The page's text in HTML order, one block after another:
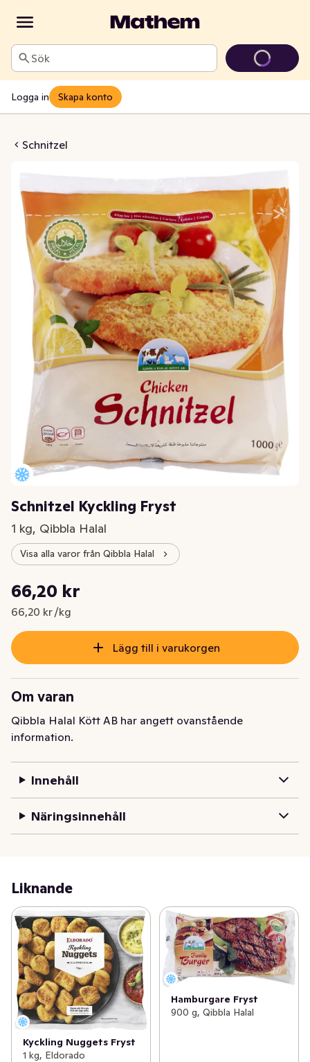
Sök
Logga in Skapa konto
Schnitzel
Fryst
Schnitzel Kyckling Fryst
1 kg, Qibbla Halal
Visa alla varor från Qibbla Halal
Nuvarande pris är: 66,20 kr
66,20 kr
66,20 kr /kg
Styckpris: 66,20 kr /kg
Lägg till i varukorgen
Om varan
Qibbla Halal Kött AB har angett ovanstående
information.
Innehåll
Näringsinnehåll
Liknande
Kyckling Nuggets Fryst
1 kg, Eldorado
Hamburgare Fryst
900 g, Qibbla Halal